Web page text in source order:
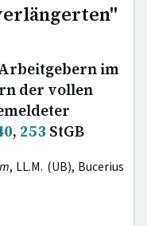
im
der vollen
, 253 StGB
, LL.M. (UB), Bucerius